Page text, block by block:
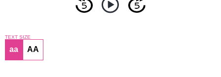
TEXT SIZE
aa AA